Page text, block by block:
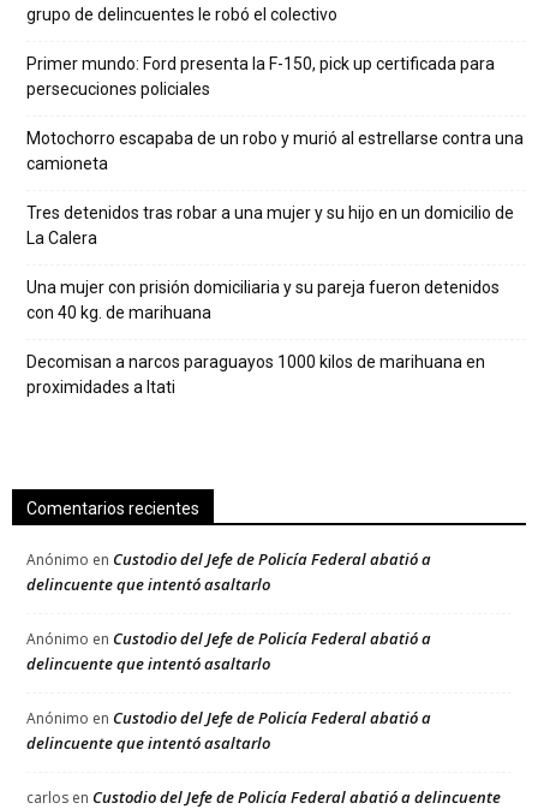
grupo de delincuentes le robó el colectivo
Primer mundo: Ford presenta la F-150, pick up certificada para
persecuciones policiales
Motochorro escapaba de un robo y murió al estrellarse contra una
camioneta
Tres detenidos tras robar a una mujer y su hijo en un domicilio de
La Calera
Una mujer con prisión domiciliaria y su pareja fueron detenidos
con 40 kg. de marihuana
Decomisan a narcos paraguayos 1000 kilos de marihuana en
proximidades a Itati
Comentarios recientes
Anónimo en Custodio del Jefe de Policía Federal abatió a
delincuente que intentó asaltarlo
Anónimo en Custodio del Jefe de Policía Federal abatió a
delincuente que intentó asaltarlo
Anónimo en Custodio del Jefe de Policía Federal abatió a
delincuente que intentó asaltarlo
carlos en Custodio del Jefe de Policía Federal abatió a delincuente